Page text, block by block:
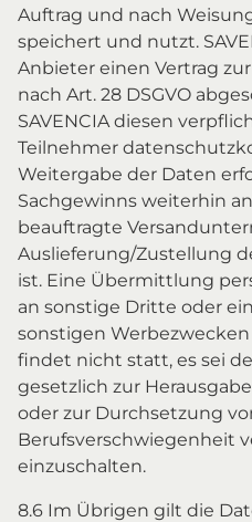
Auftrag und nach
speichert und nutzt.
Anbieter einen Vertrag
nach Art. 28 DSGVO
SAVENCIA diesen
Teilnehmer
Weitergabe der Daten
Sachgewinns weiterhin
beauftragte
Auslieferung/Zustellung
ist. Eine Übermittlung
an sonstige Dritte oder
sonstigen
findet nicht statt, es sei
gesetzlich zur
oder zur Durchsetzung
Berufsverschwiegenheit
einzuschalten.
8.6 Im Übrigen gilt die